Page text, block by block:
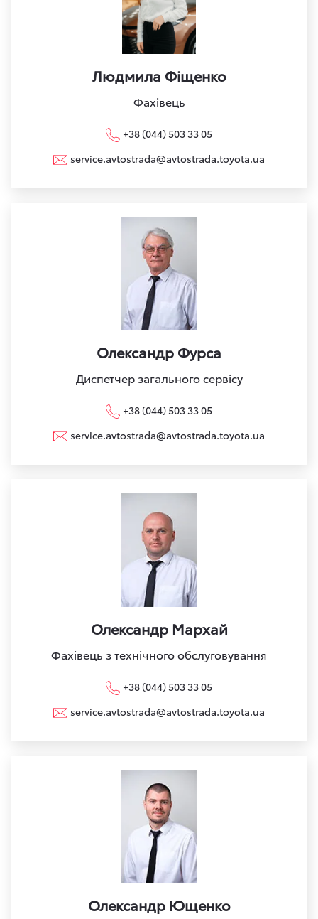
Людмила Фіщенко
Фахівець
+38 (044) 503 33 05
service.avtostrada@avtostrada.toyota.ua
Олександр Фурса
Диспетчер загального сервісу
+38 (044) 503 33 05
service.avtostrada@avtostrada.toyota.ua
Олександр Мархай
Фахівець з технічного обслуговування
+38 (044) 503 33 05
service.avtostrada@avtostrada.toyota.ua
Олександр Ющенко